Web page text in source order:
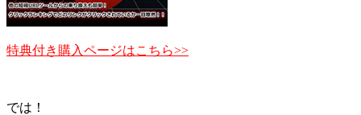
特典付き購入ページはこちら>>
では！